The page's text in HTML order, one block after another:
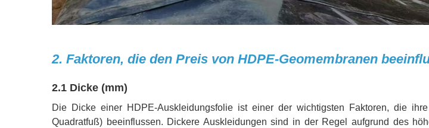
2. Faktoren, die den Preis von HDPE-Geomembranen
2.1 Dicke (mm)
Die Dicke einer HDPE-Auskleidungsfolie ist einer der wichtigsten Faktoren, die
Quadratfuß) beeinflussen. Dickere Auskleidungen sind in der Regel aufgrund des